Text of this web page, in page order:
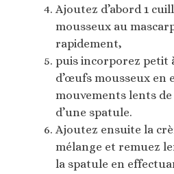
Ajoutez d’abord 1
mousseux au
rapidement,
puis incorporez petit
d’œufs mousseux en
mouvements lents de
d’une spatule.
Ajoutez ensuite la
mélange et remuez
la spatule en